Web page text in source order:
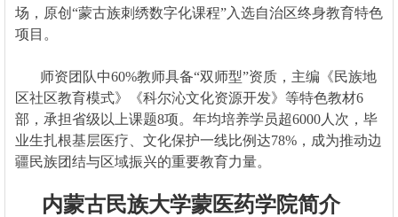
场，原创“蒙古族刺绣数字化课程”入选自治区终身教育特色
项目。
师资团队中60%教师具备“双师型”资质，主编《民族地
区社区教育模式》《科尔沁文化资源开发》等特色教材6
部，承担省级以上课题8项。年均培养学员超6000人次，毕
业生扎根基层医疗、文化保护一线比例达78%，成为推动边
疆民族团结与区域振兴的重要教育力量。
内蒙古民族大学蒙医药学院简介